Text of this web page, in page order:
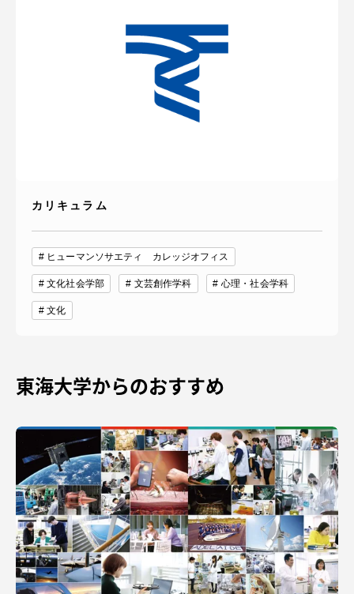
カリキュラム
ヒューマンソサエティ カレッジオフィス
文化社会学部 文芸創作学科 心理・社会学科
文化
東海大学からのおすすめ